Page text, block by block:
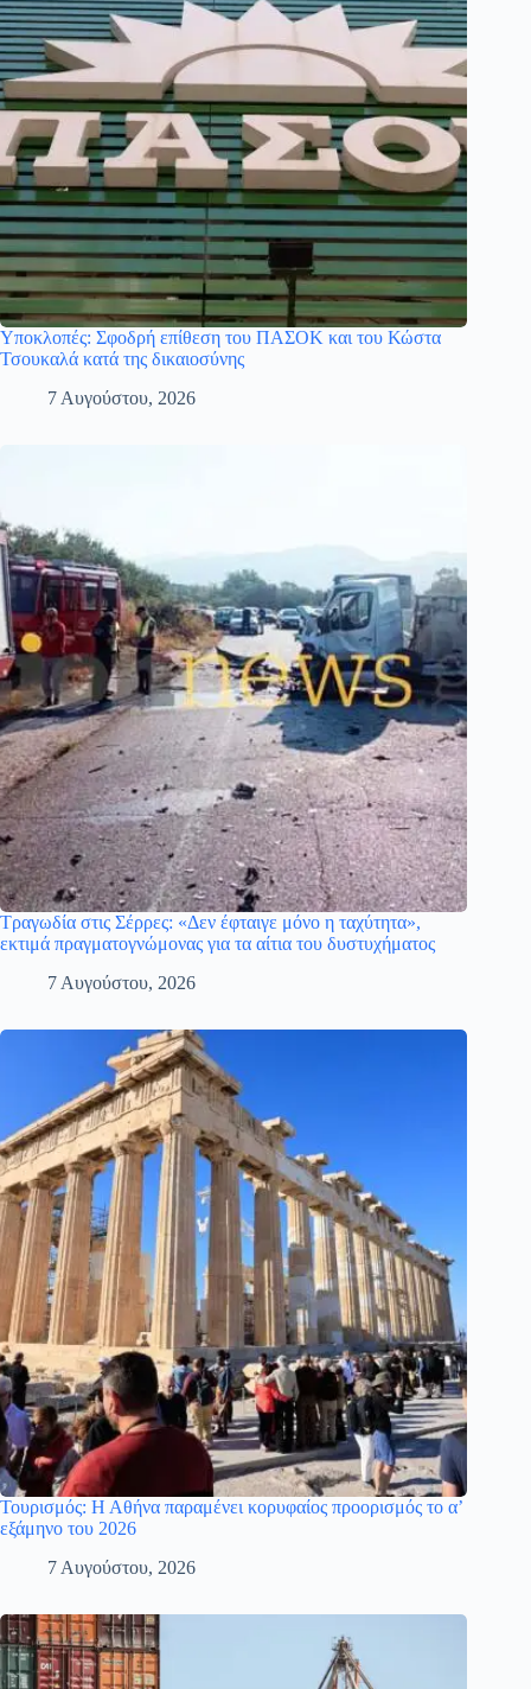
Υποκλοπές: Σφοδρή επίθεση του ΠΑΣΟΚ και του Κώστα
Τσουκαλά κατά της δικαιοσύνης
7 Αυγούστου, 2026
Τραγωδία στις Σέρρες: «Δεν έφταιγε μόνο η ταχύτητα»,
εκτιμά πραγματογνώμονας για τα αίτια του δυστυχήματος
7 Αυγούστου, 2026
Τουρισμός: Η Αθήνα παραμένει κορυφαίος προορισμός το α’
εξάμηνο του 2026
7 Αυγούστου, 2026